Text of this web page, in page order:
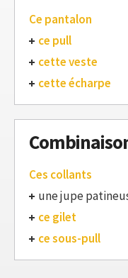
Ce pantalon
ce pull
cette veste
cette écharpe
Ces collants
une jupe
ce gilet
ce sous-pull